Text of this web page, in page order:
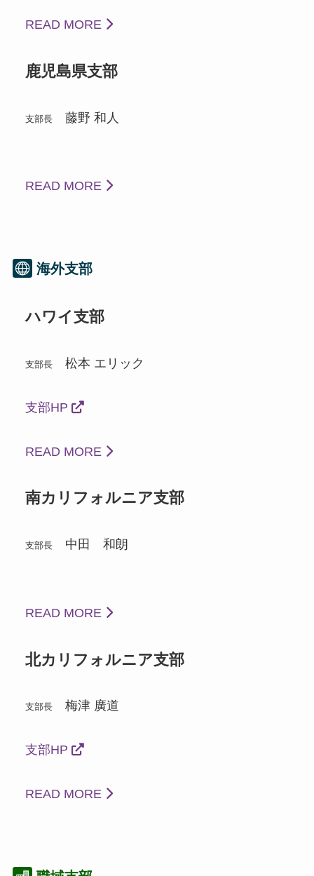
READ MORE
鹿児島県支部
支部長藤野 和人
READ MORE
海外支部
ハワイ支部
支部長松本 エリック
支部HP
READ MORE
南カリフォルニア支部
支部長中田 和朗
READ MORE
北カリフォルニア支部
支部長梅津 廣道
支部HP
READ MORE